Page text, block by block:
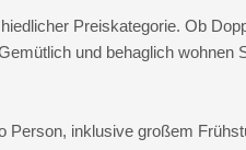
Preiskategorie. Ob
und behaglich wohnen
inklusive großem